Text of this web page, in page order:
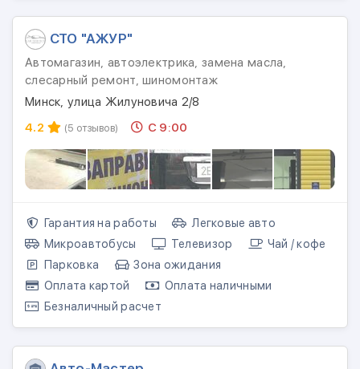
СТО "АЖУР"
Автомагазин, автоэлектрика, замена масла,
слесарный ремонт, шиномонтаж
Минск, улица Жилуновича 2/8
4.2
(5 отзывов) С 9:00
Гарантия на работы
Легковые авто
Микроавтобусы
Телевизор
Чай / кофе
Парковка
Зона ожидания
Оплата картой
Оплата наличными
Безналичный расчет